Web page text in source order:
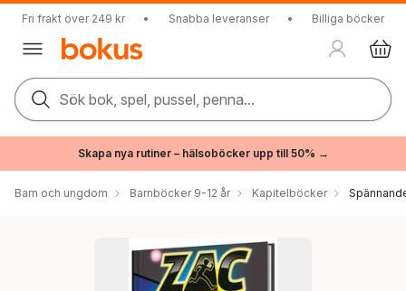
Fri frakt över 249 kr • Snabba leveranser • Billiga böcker
Sök bok, spel, pussel, penna...
Skapa nya rutiner – hälsoböcker upp till 50% →
Barn och ungdom Barnböcker 9-12 år Kapitelböcker